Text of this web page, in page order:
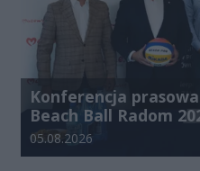
Konferencja
Beach Ball Radom
Data dodania galerii:
05.08.2026